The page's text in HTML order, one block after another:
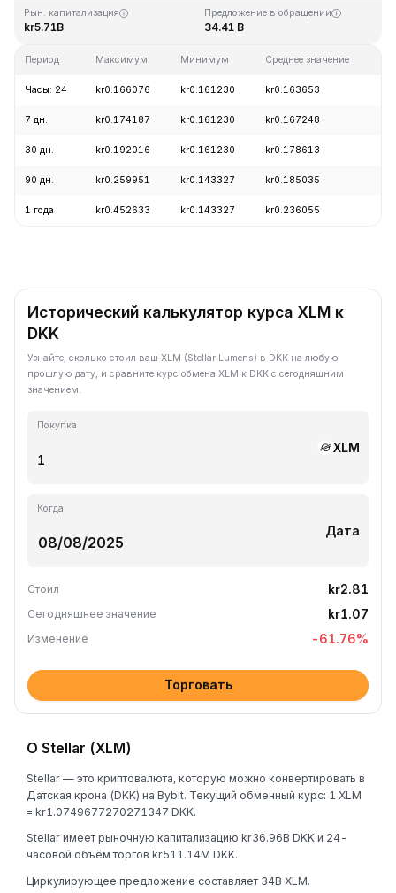
Рын. капитализация
kr5.71B
Предложение в обращении
34.41 B
Период Максимум Минимум Среднее значение
Часы: 24 kr0.166076 kr0.161230 kr0.163653
7 дн. kr0.174187 kr0.161230 kr0.167248
30 дн. kr0.192016 kr0.161230 kr0.178613
90 дн. kr0.259951 kr0.143327 kr0.185035
1 года kr0.452633 kr0.143327 kr0.236055
Исторический калькулятор курса XLM к
DKK
Узнайте, сколько стоил ваш XLM (Stellar Lumens) в DKK на любую
прошлую дату, и сравните курс обмена XLM к DKK с сегодняшним
значением.
Покупка
XLM
Когда
Дата
Стоил kr2.81
Сегодняшнее значение kr1.07
Изменение -61.76%
Торговать
О Stellar (XLM)
Stellar — это криптовалюта, которую можно конвертировать в
Датская крона (DKK) на Bybit. Текущий обменный курс: 1 XLM
= kr1.0749677270271347 DKK.
Stellar имеет рыночную капитализацию kr36.96B DKK и 24-
часовой объём торгов kr511.14M DKK.
Циркулирующее предложение составляет 34B XLM.